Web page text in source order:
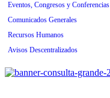
Eventos, Congresos y Conferencias
Comunicados Generales
Recursos Humanos
Avisos Descentralizados